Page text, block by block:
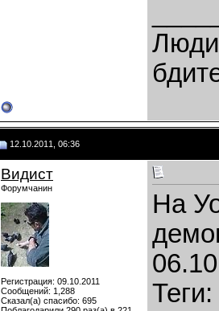
12.10.2011, 06:36
Видист
Форумчанин
Регистрация: 09.10.2011
Сообщений: 1,288
Сказал(а) спасибо: 695
На